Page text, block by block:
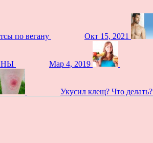
по вегану Окт 15, 2021
Мар 4, 2019
Укусил клещ? Что делать?